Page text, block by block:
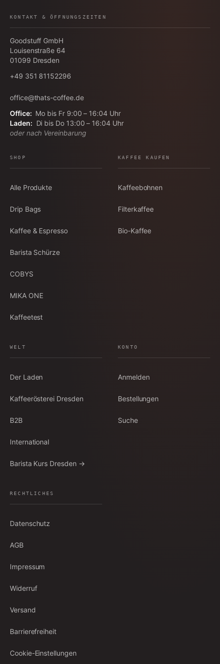
KONTAKT & ÖFFNUNGSZEITEN
Goodstuff GmbH
Louisenstraße 64
01099 Dresden
+49 351 81152296
office@thats-coffee.de
Office: Mo bis Fr 9:00 – 16:04 Uhr
Laden: Di bis Do 13:00 – 16:04 Uhr
oder nach Vereinbarung
SHOP
Alle Produkte
Drip Bags
Kaffee & Espresso
Barista Schürze
COBYS
MIKA ONE
Kaffeetest
KAFFEE KAUFEN
Kaffeebohnen
Filterkaffee
Bio-Kaffee
WELT
Der Laden
Kaffeerösterei Dresden
B2B
International
Barista Kurs Dresden →
KONTO
Anmelden
Bestellungen
Suche
RECHTLICHES
Datenschutz
AGB
Impressum
Widerruf
Versand
Barrierefreiheit
Cookie-Einstellungen